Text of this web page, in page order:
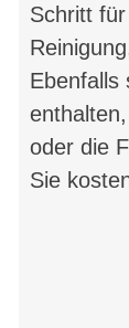
Schritt
Ebenfalls
oder die
Sie